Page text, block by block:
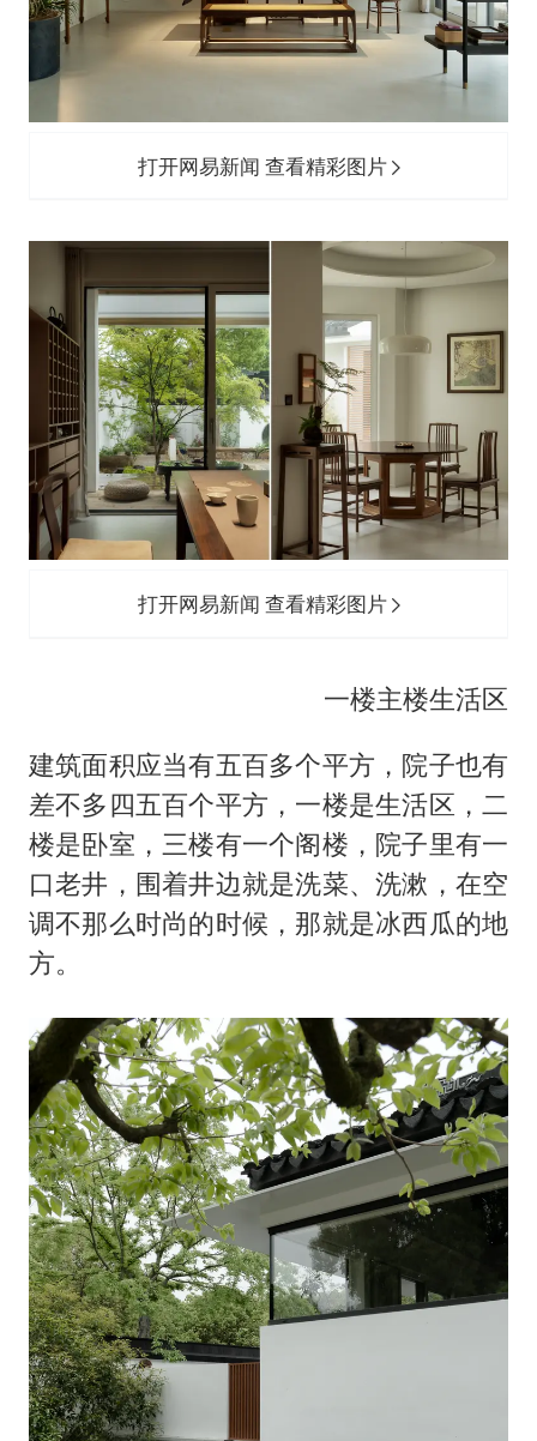
打开网易新闻 查看精彩图片
打开网易新闻 查看精彩图片
一楼主楼生活区
建筑面积应当有五百多个平方，院子也有
差不多四五百个平方，一楼是生活区，二
楼是卧室，三楼有一个阁楼，院子里有一
口老井，围着井边就是洗菜、洗漱，在空
调不那么时尚的时候，那就是冰西瓜的地
方。